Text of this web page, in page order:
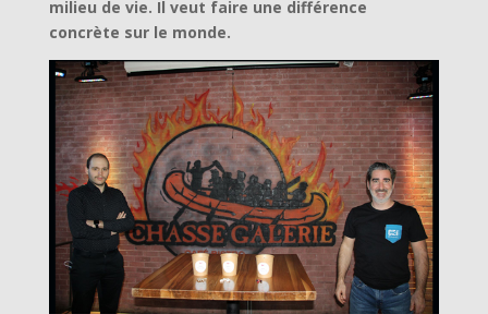
milieu de vie. Il veut faire une différence
concrète sur le monde.